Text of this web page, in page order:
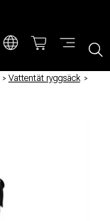
/ Vattentät ryggsäck /